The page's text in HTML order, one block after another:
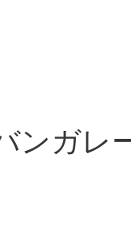
ンガレ